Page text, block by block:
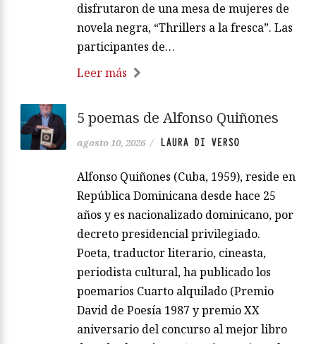
disfrutaron de una mesa de mujeres de
novela negra, “Thrillers a la fresca”. Las
participantes de…
Leer más
5 poemas de Alfonso Quiñones
agosto 10, 2026 / LAURA DI VERSO
Alfonso Quiñones (Cuba, 1959), reside en
República Dominicana desde hace 25
años y es nacionalizado dominicano, por
decreto presidencial privilegiado.
Poeta, traductor literario, cineasta,
periodista cultural, ha publicado los
poemarios Cuarto alquilado (Premio
David de Poesía 1987 y premio XX
aniversario del concurso al mejor libro